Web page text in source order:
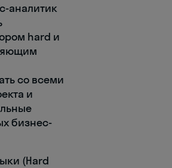
аналитик
hard и
со всеми
и
бизнес-
(Hard